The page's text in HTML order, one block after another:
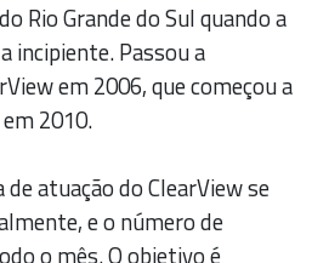
Rio Grande do Sul quando a
incipiente. Passou a
em 2006, que começou a
2010.
de atuação do ClearView se
e o número de
o mês. O objetivo é